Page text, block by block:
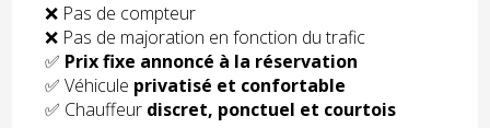
❌ Pas de compteur
❌ Pas de majoration en fonction du trafic
✅ Prix fixe annoncé à la réservation
✅ Véhicule privatisé et confortable
✅ Chauffeur discret, ponctuel et courtois